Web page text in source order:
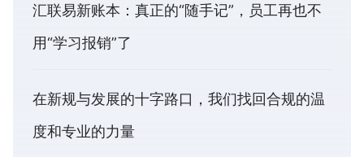
汇联易新账本：真正的“随手记”，员工再也不
用“学习报销”了
在新规与发展的十字路口，我们找回合规的温
度和专业的力量